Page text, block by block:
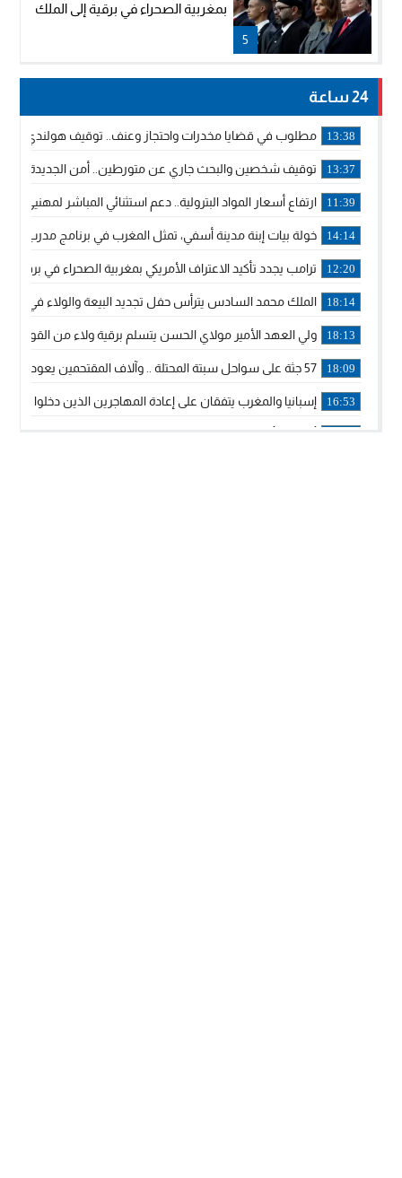
5
بمغربية الصحراء في برقية إلى الملك
24 ساعة
13:38 مطلوب في قضايا مخدرات واحتجاز وعنف.. توقيف هولندي
13:37 توقيف شخصين والبحث جاري عن متورطين.. أمن الجديدة يفك
11:39 ارتفاع أسعار المواد البترولية.. دعم استثنائي المباشر لمهنيي
14:14 خولة بيات إبنة مدينة أسفي، تمثل المغرب في برنامج مدرب
12:20 ترامب يجدد تأكيد الاعتراف الأمريكي بمغربية الصحراء في برقية
18:14 الملك محمد السادس يترأس حفل تجديد البيعة والولاء في
18:13 ولي العهد الأمير مولاي الحسن يتسلم برقية ولاء من القوات
18:09 57 جثة على سواحل سبتة المحتلة .. وآلاف المقتحمين يعودون إلى المغرب
16:53 إسبانيا والمغرب يتفقان على إعادة المهاجرين الذين دخلوا سبتة